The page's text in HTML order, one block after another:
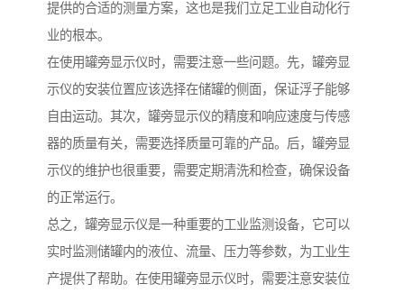
提供的合适的测量方案，这也是我们立足工业自动化行
业的根本。
在使用罐旁显示仪时，需要注意一些问题。先，罐旁显
示仪的安装位置应该选择在储罐的侧面，保证浮子能够
自由运动。其次，罐旁显示仪的精度和响应速度与传感
器的质量有关，需要选择质量可靠的产品。后，罐旁显
示仪的维护也很重要，需要定期清洗和检查，确保设备
的正常运行。
总之，罐旁显示仪是一种重要的工业监测设备，它可以
实时监测储罐内的液位、流量、压力等参数，为工业生
产提供了帮助。在使用罐旁显示仪时，需要注意安装位